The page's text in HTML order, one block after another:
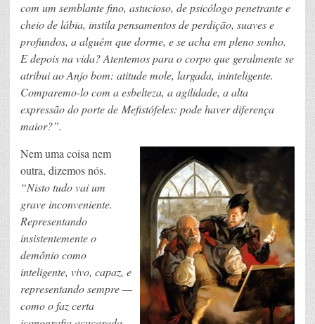
com um semblante fino, astucioso, de psicólogo penetrante e
cheio de lábia, instila pensamentos de perdição, suaves e
profundos, a alguém que dorme, e se acha em pleno sonho.
E depois na vida? Atentemos para o corpo que geralmente se
atribui ao Anjo bom: atitude mole, largada, ininteligente.
Comparemo-lo com a esbelteza, a agilidade, a alta
expressão do porte de Mefistófeles: pode haver diferença
maior?”.
Nem uma coisa nem
outra, dizemos nós.
“Nisto tudo vai um
grave inconveniente.
Representando
insistentemente o
demônio como
inteligente, vivo, capaz, e
representando sempre —
como o faz certa